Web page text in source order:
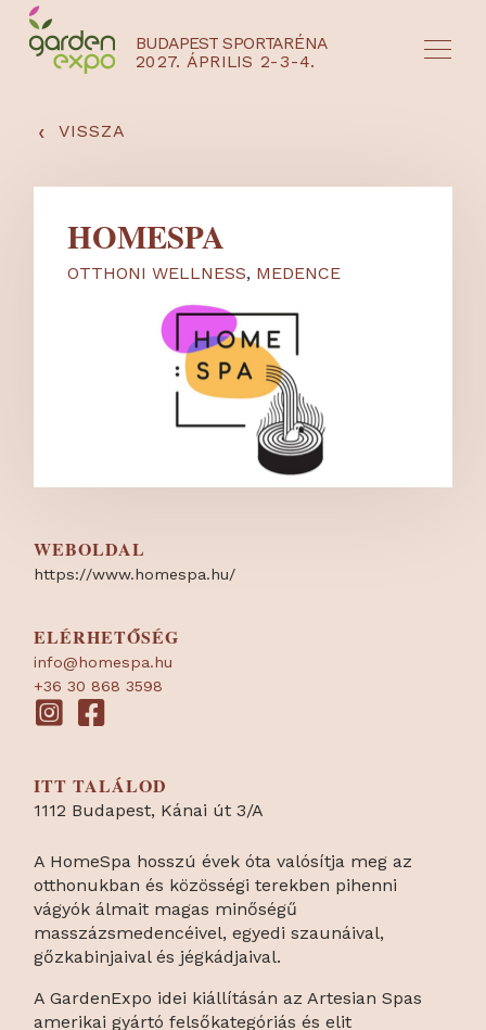
BUDAPEST SPORTARÉNA
2027. ÁPRILIS 2-3-4.
NYEREMÉNYJÁTÉK / REGISZTRÁCIÓ
‹ VISSZA
HOMESPA
OTTHONI WELLNESS, MEDENCE
WEBOLDAL
https://www.homespa.hu/
ELÉRHETŐSÉG
info@homespa.hu
+36 30 868 3598
ITT TALÁLOD
1112 Budapest, Kánai út 3/A
A HomeSpa hosszú évek óta valósítja meg az
otthonukban és közösségi terekben pihenni
vágyók álmait magas minőségű
masszázsmedencéivel, egyedi szaunáival,
gőzkabinjaival és jégkádjaival.
A GardenExpo idei kiállításán az Artesian Spas
amerikai gyártó felsőkategóriás és elit